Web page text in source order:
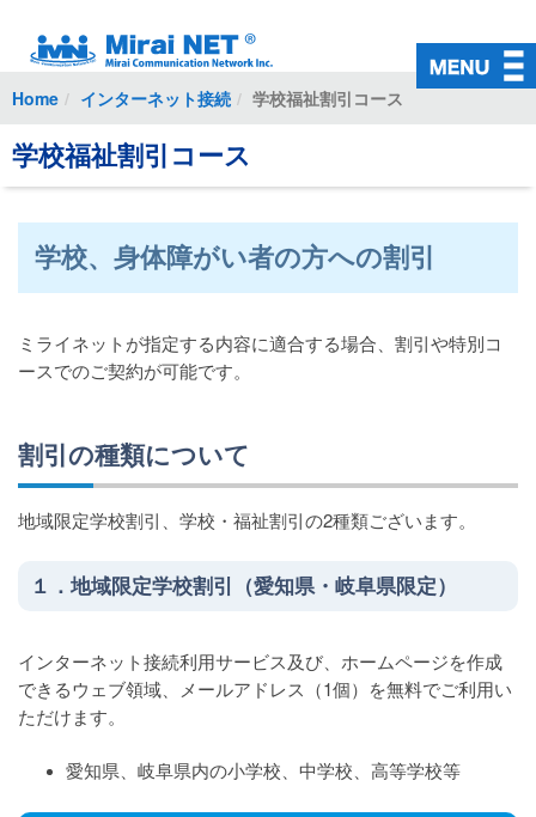
初めての方
対応回線
有料オプション
料金・お支払い
よくある質問
入会お申込み
各種申請書
サイト内検索
Home インターネット接続 学校福祉割引コース
学校福祉割引コース
学校、身体障がい者の方への割引
ミライネットが指定する内容に適合する場合、割引や特別コ
ースでのご契約が可能です。
割引の種類について
地域限定学校割引、学校・福祉割引の2種類ございます。
１．地域限定学校割引（愛知県・岐阜県限定）
インターネット接続利用サービス及び、ホームページを作成
できるウェブ領域、メールアドレス（1個）を無料でご利用い
ただけます。
愛知県、岐阜県内の小学校、中学校、高等学校等